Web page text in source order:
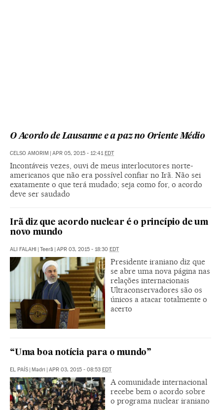
O Acordo de Lausanne e a paz no Oriente Médio
CELSO AMORIM APR 05, 2015 - 12:41 EDT
Incontáveis vezes, ouvi de meus interlocutores norte-
americanos que não era possível confiar no Irã. Não sei
exatamente o que terá mudado; seja como for, o acordo
deve ser saudado
Irã diz que acordo nuclear é o princípio de um
novo mundo
ALI FALAHI Teerã APR 03, 2015 - 18:30 EDT
Presidente iraniano diz que
se abre uma nova página nas
relações internacionais
Ultraconservadores são os
únicos a atacar totalmente o
acerto
“Uma boa notícia para o mundo”
EL PAÍS Madri APR 03, 2015 - 08:53 EDT
A comunidade internacional
recebe bem o acordo sobre
o programa nuclear iraniano